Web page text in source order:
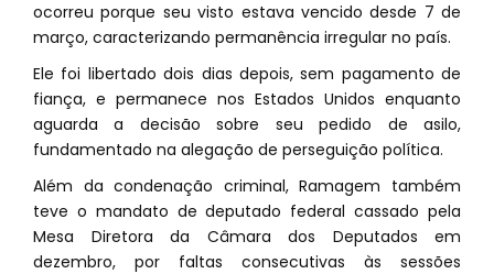
ocorreu porque seu visto estava vencido desde 7 de
março, caracterizando permanência irregular no país.
Ele foi libertado dois dias depois, sem pagamento de
fiança, e permanece nos Estados Unidos enquanto
aguarda a decisão sobre seu pedido de asilo,
fundamentado na alegação de perseguição política.
Além da condenação criminal, Ramagem também
teve o mandato de deputado federal cassado pela
Mesa Diretora da Câmara dos Deputados em
dezembro, por faltas consecutivas às sessões